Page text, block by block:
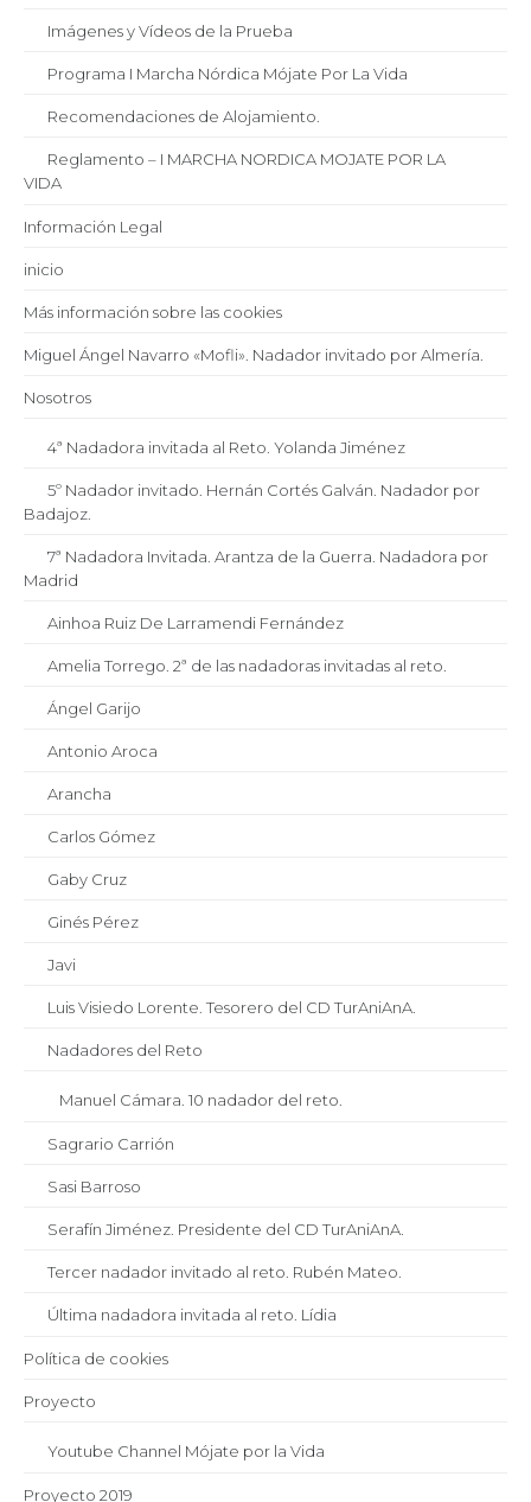
Imágenes y Vídeos de la Prueba
Programa I Marcha Nórdica Mójate Por La Vida
Recomendaciones de Alojamiento.
Reglamento – I MARCHA NORDICA MOJATE POR LA
VIDA
Información Legal
inicio
Más información sobre las cookies
Miguel Ángel Navarro «Mofli». Nadador invitado por Almería.
Nosotros
4ª Nadadora invitada al Reto. Yolanda Jiménez
5º Nadador invitado. Hernán Cortés Galván. Nadador por
Badajoz.
7ª Nadadora Invitada. Arantza de la Guerra. Nadadora por
Madrid
Ainhoa Ruiz De Larramendi Fernández
Amelia Torrego. 2ª de las nadadoras invitadas al reto.
Ángel Garijo
Antonio Aroca
Arancha
Carlos Gómez
Gaby Cruz
Ginés Pérez
Javi
Luis Visiedo Lorente. Tesorero del CD TurAniAnA.
Nadadores del Reto
Manuel Cámara. 10 nadador del reto.
Sagrario Carrión
Sasi Barroso
Serafín Jiménez. Presidente del CD TurAniAnA.
Tercer nadador invitado al reto. Rubén Mateo.
Última nadadora invitada al reto. Lídia
Política de cookies
Proyecto
Youtube Channel Mójate por la Vida
Proyecto 2019